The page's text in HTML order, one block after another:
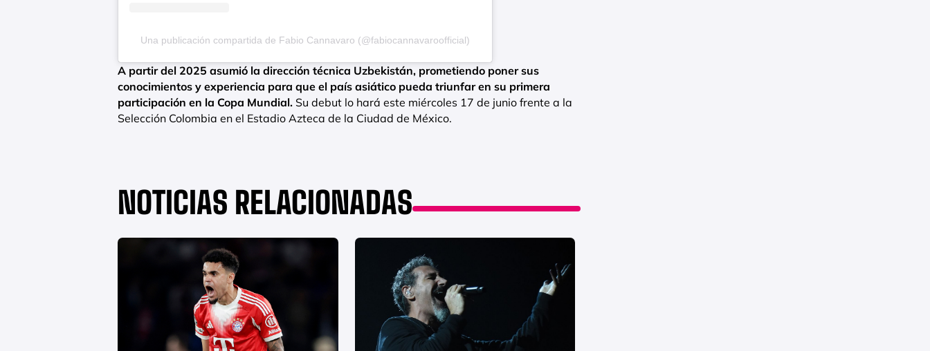
Una publicación compartida de Fabio Cannavaro (@fabiocannavaroofficial)
A partir del 2025 asumió la dirección técnica Uzbekistán, prometiendo poner sus
conocimientos y experiencia para que el país asiático pueda triunfar en su primera
participación en la Copa Mundial. Su debut lo hará este miércoles 17 de junio frente a la
Selección Colombia en el Estadio Azteca de la Ciudad de México.
NOTICIAS RELACIONADAS